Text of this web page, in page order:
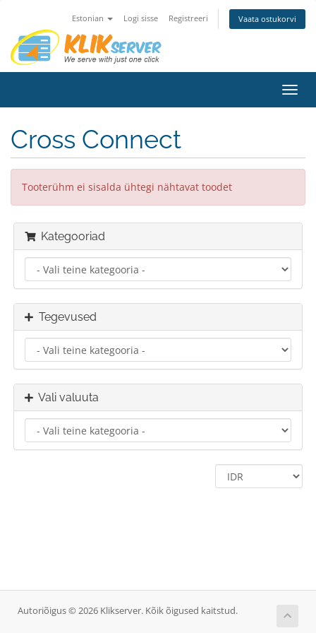
Estonian Logi sisse Registreeri Vaata ostukorvi
Cross Connect
Tooterühm ei sisalda ühtegi nähtavat toodet
Kategooriad
Tegevused
Vali valuuta
Autoriõigus © 2026 Klikserver. Kõik õigused kaitstud.